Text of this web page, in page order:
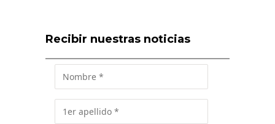
Recibir nuestras noticias